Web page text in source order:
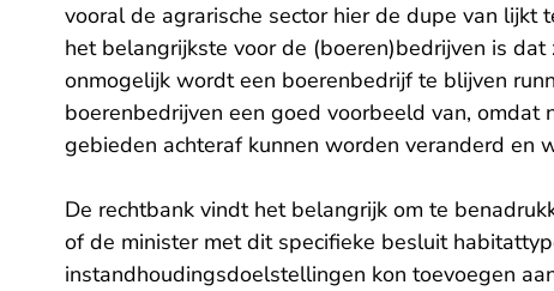
vooral de agrarische sector hier de dupe van
het belangrijkste voor de (boeren)bedrijven is
onmogelijk wordt een boerenbedrijf te blijven
boerenbedrijven een goed voorbeeld van,
gebieden achteraf kunnen worden veranderd en
De rechtbank vindt het belangrijk om te
of de minister met dit specifieke besluit
instandhoudingsdoelstellingen kon toevoegen